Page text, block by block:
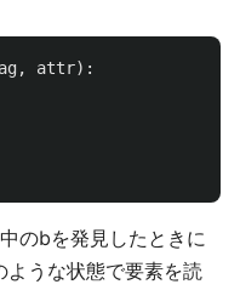
, attr):
のbを発見したときに
ような状態で要素を読